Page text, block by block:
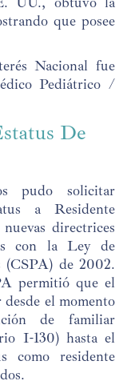
que posee
Nacional fue
Pediátrico /
De
pudo solicitar
a Residente
directrices
con la Ley de
(CSPA) de 2002.
permitió que el
el momento
de familiar
I-130) hasta el
como residente